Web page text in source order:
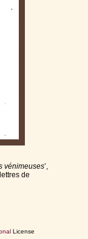
vénimeuses’,
de
License